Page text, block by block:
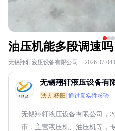
油压机能多段调速吗
无锡翔轩液压设备有限公司 · 2026-07-04
无锡翔轩液压设备有
法人:杨阳 通过真实性核验
无锡翔轩液压设备有限公司，
市，主营液压机、油压机等，